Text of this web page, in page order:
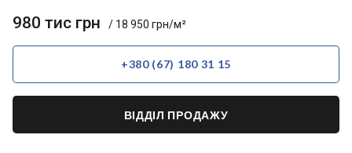
980 тис грн / 18 950 грн/м²
+380 (67) 180 31 15
ВІДДІЛ ПРОДАЖУ